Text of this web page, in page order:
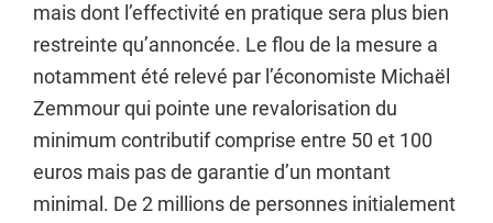
mais dont l’effectivité en pratique sera plus bien
restreinte qu’annoncée. Le flou de la mesure a
notamment été relevé par l’économiste Michaël
Zemmour qui pointe une revalorisation du
minimum contributif comprise entre 50 et 100
euros mais pas de garantie d’un montant
minimal. De 2 millions de personnes initialement